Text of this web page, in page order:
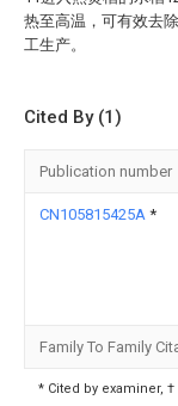
热至高温，可有效去
工生产。
Cited By (1)
Publication number
CN105815425A *
Family To Family
* Cited by examiner,